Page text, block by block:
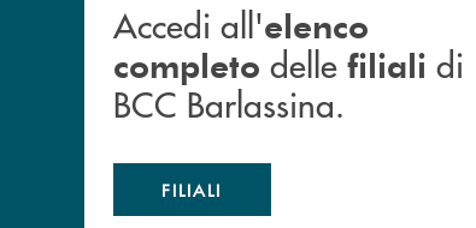
Accedi all'elenco
completo delle filiali di
BCC Barlassina.
FILIALI